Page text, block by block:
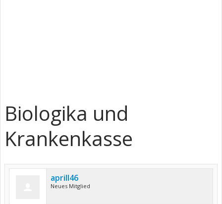
Biologika und
Krankenkasse
aprill46
Neues Mitglied